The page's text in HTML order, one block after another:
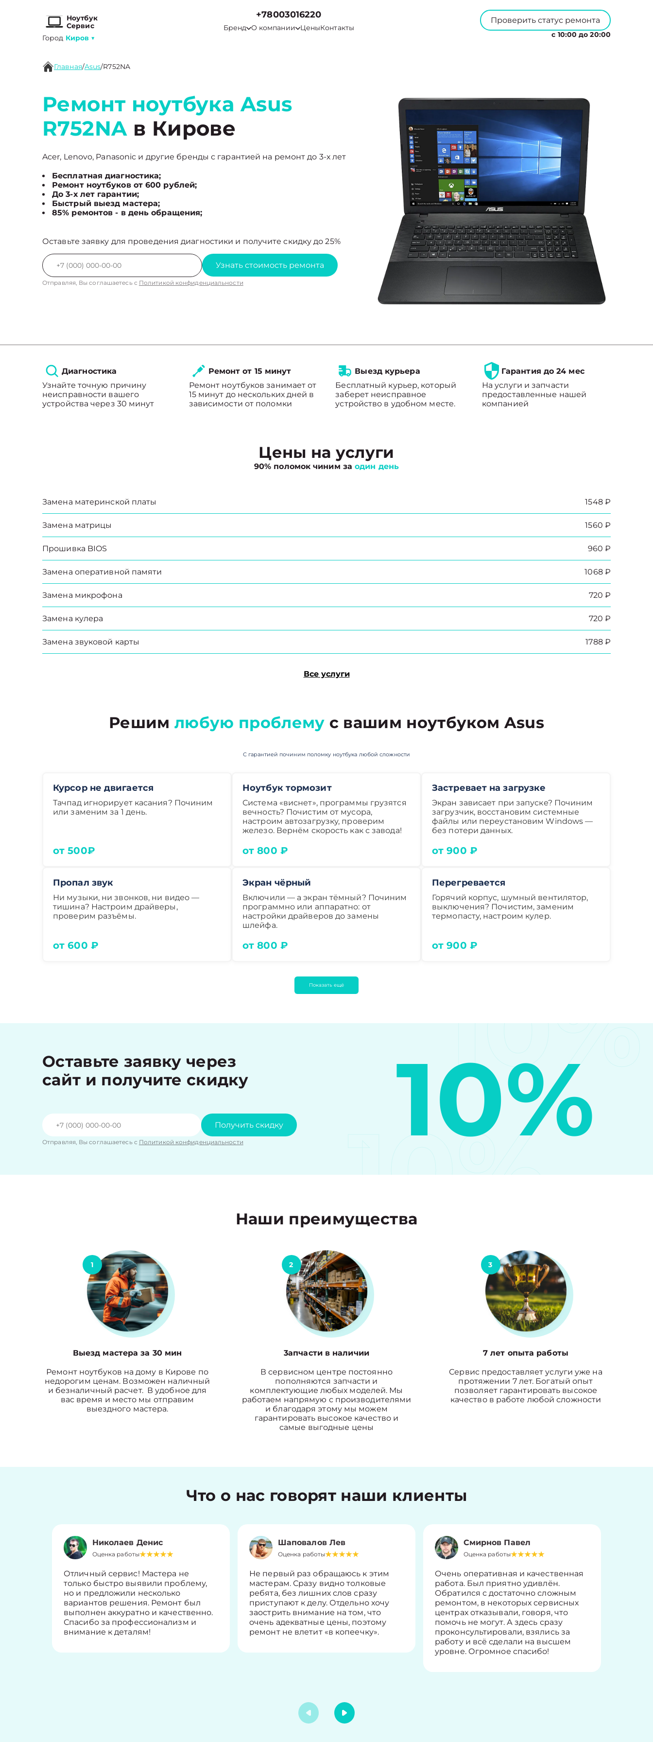
Ноутбук
Сервис
Город Киров ▼
+78003016220
Бренд О компании ЦеныКонтакты
Проверить статус ремонта
с 10:00 до 20:00
Главная/Asus/R752NA
Ремонт ноутбука Asus
R752NAв Кирове
Acer, Lenovo, Panasonic и другие бренды с гарантией на ремонт до 3-х лет
Бесплатная диагностика;
Ремонт ноутбуков от 600 рублей;
До 3-х лет гарантии;
Быстрый выезд мастера;
85% ремонтов - в день обращения;
Оставьте заявку для проведения диагностики и получите скидку до 25%
Узнать стоимость ремонта
Отправляя, Вы соглашаетесь с Политикой конфиденциальности
Диагностика
Узнайте точную причину
неисправности вашего
устройства через 30 минут
Ремонт от 15 минут
Ремонт ноутбуков занимает от
15 минут до нескольких дней в
зависимости от поломки
Выезд курьера
Бесплатный курьер, который
заберет неисправное
устройство в удобном месте.
Гарантия до 24 мес
На услуги и запчасти
предоставленные нашей
компанией
Цены на услуги
90% поломок чиним заодин день
Замена материнской платы 1548 ₽
Замена матрицы 1560 ₽
Прошивка BIOS 960 ₽
Замена оперативной памяти 1068 ₽
Замена микрофона 720 ₽
Замена кулера 720 ₽
Замена звуковой карты 1788 ₽
Все услуги
Решимлюбую проблему с вашим ноутбуком Asus
С гарантией починим поломку ноутбука любой сложности
Курсор не двигается
Тачпад игнорирует касания? Починим
или заменим за 1 день.
от 500₽
Ноутбук тормозит
Система «виснет», программы грузятся
вечность? Почистим от мусора,
настроим автозагрузку, проверим
железо. Вернём скорость как с завода!
от 800 ₽
Застревает на загрузке
Экран зависает при запуске? Починим
загрузчик, восстановим системные
файлы или переустановим Windows —
без потери данных.
от 900 ₽
Пропал звук
Ни музыки, ни звонков, ни видео —
тишина? Настроим драйверы,
проверим разъёмы.
от 600 ₽
Экран чёрный
Включили — а экран тёмный? Починим
программно или аппаратно: от
настройки драйверов до замены
шлейфа.
от 800 ₽
Перегревается
Горячий корпус, шумный вентилятор,
выключения? Почистим, заменим
термопасту, настроим кулер.
от 900 ₽
Показать ещё
Оставьте заявку через
сайт и получите скидку
Получить скидку
Отправляя, Вы соглашаетесь с Политикой конфиденциальности 10%
10%
10%
Наши преимущества
1
Выезд мастера за 30 мин
Ремонт ноутбуков на дому в Кирове по
недорогим ценам. Возможен наличный
и безналичный расчет. В удобное для
вас время и место мы отправим
выездного мастера.
2
3апчасти в наличии
В сервисном центре постоянно
пополняются запчасти и
комплектующие любых моделей. Мы
работаем напрямую с производителями
и благодаря этому мы можем
гарантировать высокое качество и
самые выгодные цены
3
7 лет опыта работы
Сервис предоставляет услуги уже на
протяжении 7 лет. Богатый опыт
позволяет гарантировать высокое
качество в работе любой сложности
Что о нас говорят наши клиенты
Николаев Денис
Оценка работы
Отличный сервис! Мастера не
только быстро выявили проблему,
но и предложили несколько
вариантов решения. Ремонт был
выполнен аккуратно и качественно.
Спасибо за профессионализм и
внимание к деталям!
Шаповалов Лев
Оценка работы
Не первый раз обращаюсь к этим
мастерам. Сразу видно толковые
ребята, без лишних слов сразу
приступают к делу. Отдельно хочу
заострить внимание на том, что
очень адекватные цены, поэтому
ремонт не влетит «в копеечку».
Смирнов Павел
Оценка работы
Очень оперативная и качественная
работа. Был приятно удивлён.
Обратился с достаточно сложным
ремонтом, в некоторых сервисных
центрах отказывали, говоря, что
помочь не могут. А здесь сразу
проконсультировали, взялись за
работу и всё сделали на высшем
уровне. Огромное спасибо!